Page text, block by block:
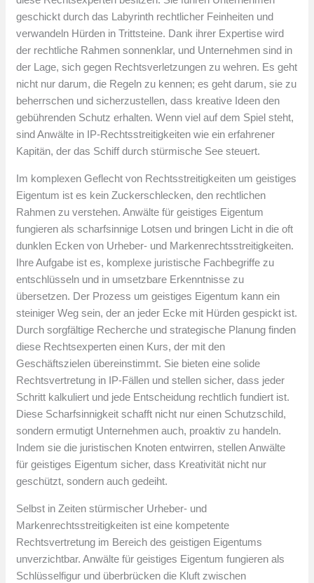
geschickt durch das Labyrinth rechtlicher Feinheiten und
verwandeln Hürden in Trittsteine. Dank ihrer Expertise wird
der rechtliche Rahmen sonnenklar, und Unternehmen sind in
der Lage, sich gegen Rechtsverletzungen zu wehren. Es geht
nicht nur darum, die Regeln zu kennen; es geht darum, sie zu
beherrschen und sicherzustellen, dass kreative Ideen den
gebührenden Schutz erhalten. Wenn viel auf dem Spiel steht,
sind Anwälte in IP-Rechtsstreitigkeiten wie ein erfahrener
Kapitän, der das Schiff durch stürmische See steuert.
Im komplexen Geflecht von Rechtsstreitigkeiten um geistiges
Eigentum ist es kein Zuckerschlecken, den rechtlichen
Rahmen zu verstehen. Anwälte für geistiges Eigentum
fungieren als scharfsinnige Lotsen und bringen Licht in die oft
dunklen Ecken von Urheber- und Markenrechtsstreitigkeiten.
Ihre Aufgabe ist es, komplexe juristische Fachbegriffe zu
entschlüsseln und in umsetzbare Erkenntnisse zu
übersetzen. Der Prozess um geistiges Eigentum kann ein
steiniger Weg sein, der an jeder Ecke mit Hürden gespickt ist.
Durch sorgfältige Recherche und strategische Planung finden
diese Rechtsexperten einen Kurs, der mit den
Geschäftszielen übereinstimmt. Sie bieten eine solide
Rechtsvertretung in IP-Fällen und stellen sicher, dass jeder
Schritt kalkuliert und jede Entscheidung rechtlich fundiert ist.
Diese Scharfsinnigkeit schafft nicht nur einen Schutzschild,
sondern ermutigt Unternehmen auch, proaktiv zu handeln.
Indem sie die juristischen Knoten entwirren, stellen Anwälte
für geistiges Eigentum sicher, dass Kreativität nicht nur
geschützt, sondern auch gedeiht.
Selbst in Zeiten stürmischer Urheber- und
Markenrechtsstreitigkeiten ist eine kompetente
Rechtsvertretung im Bereich des geistigen Eigentums
unverzichtbar. Anwälte für geistiges Eigentum fungieren als
Schlüsselfigur und überbrücken die Kluft zwischen